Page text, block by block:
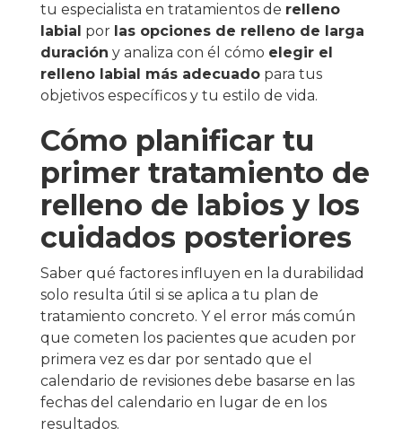
tu especialista en tratamientos de relleno
labial por las opciones de relleno de larga
duración y analiza con él cómo elegir el
relleno labial más adecuado para tus
objetivos específicos y tu estilo de vida.
Cómo planificar tu
primer tratamiento de
relleno de labios y los
cuidados posteriores
Saber qué factores influyen en la durabilidad
solo resulta útil si se aplica a tu plan de
tratamiento concreto. Y el error más común
que cometen los pacientes que acuden por
primera vez es dar por sentado que el
calendario de revisiones debe basarse en las
fechas del calendario en lugar de en los
resultados.